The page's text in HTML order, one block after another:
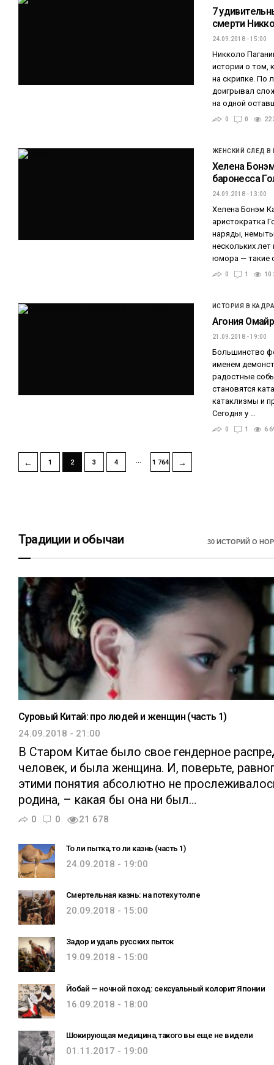
7
смерти
24.09.2018 - 15:00
Никколо
истории о том,
на скрипке. По
доигрывал
на одной
0 0 22
ЖЕНСКИЙ СЛЕД В
Хелена
баронесса
24.09.2018 - 13:00
Хелена Бонэм
аристократка
наряды,
нескольких
юмора — такие
0 1 10
ИСТОРИЯ В
Агония
21.09.2018 - 19:00
Большинство
именем
радостные
становятся
катаклизмы и
Сегодня у …
0 1 6
← 1 2 3 4 … 1 764 →
Традиции и обычаи 30 ИСТОРИЙ О
Суровый Китай: про людей и женщин (часть 1)
24.09.2018 - 21:00
В Старом Китае было свое гендерное
человек, и была женщина. И, поверьте,
этими понятия абсолютно не
родина, – какая бы она ни был…
0 0 21 678
То ли пытка, то ли казнь (часть 1)
24.09.2018 - 19:00
Смертельная казнь: на потеху толпе
20.09.2018 - 15:00
Задор и удаль русских пыток
19.09.2018 - 15:00
Йобай — ночной поход: сексуальный колорит Японии
16.09.2018 - 18:00
Шокирующая медицина, такого вы еще не видели
01.11.2017 - 19:00